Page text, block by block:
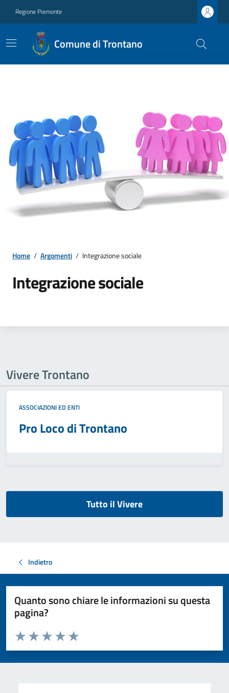
Regione Piemonte
Comune di Trontano
Home / Argomenti / Integrazione sociale
Integrazione sociale
Vivere Trontano
ASSOCIAZIONI ED ENTI
Pro Loco di Trontano
Tutto il Vivere
Indietro
Quanto sono chiare le informazioni su questa
pagina?
Valuta da 1 a 5 stelle la pagina
Valuta 5 stelle su 5
Valuta 4 stelle su 5
Valuta 3 stelle su 5
Valuta 2 stelle su 5
Valuta 1 stelle su 5